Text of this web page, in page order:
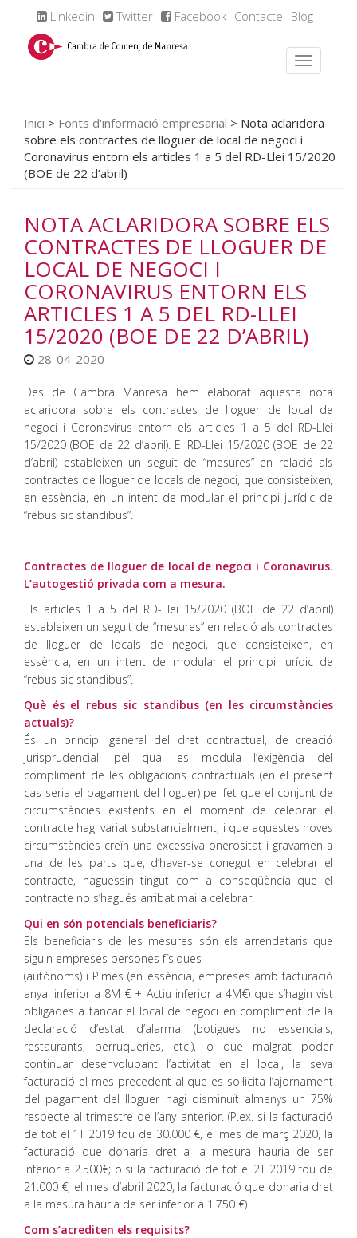
Linkedin Twitter Facebook Contacte Blog
Inici > Fonts d'informació empresarial > Nota aclaridora
sobre els contractes de lloguer de local de negoci i
Coronavirus entorn els articles 1 a 5 del RD-Llei 15/2020
(BOE de 22 d’abril)
NOTA ACLARIDORA SOBRE ELS
CONTRACTES DE LLOGUER DE
LOCAL DE NEGOCI I
CORONAVIRUS ENTORN ELS
ARTICLES 1 A 5 DEL RD-LLEI
15/2020 (BOE DE 22 D’ABRIL)
28-04-2020
Des de Cambra Manresa hem elaborat aquesta nota
aclaridora sobre els contractes de lloguer de local de
negoci i Coronavirus entorn els articles 1 a 5 del RD-Llei
15/2020 (BOE de 22 d’abril). El RD-Llei 15/2020 (BOE de 22
d’abril) estableixen un seguit de “mesures” en relació als
contractes de lloguer de locals de negoci, que consisteixen,
en essència, en un intent de modular el principi jurídic de
“rebus sic standibus”.
Contractes de lloguer de local de negoci i Coronavirus.
L’autogestió privada com a mesura.
Els articles 1 a 5 del RD-Llei 15/2020 (BOE de 22 d’abril)
estableixen un seguit de “mesures” en relació als contractes
de lloguer de locals de negoci, que consisteixen, en
essència, en un intent de modular el principi jurídic de
“rebus sic standibus”.
Què és el rebus sic standibus (en les circumstàncies
actuals)?
És un principi general del dret contractual, de creació
jurisprudencial, pel qual es modula l’exigència del
compliment de les obligacions contractuals (en el present
cas seria el pagament del lloguer) pel fet que el conjunt de
circumstàncies existents en el moment de celebrar el
contracte hagi variat substancialment, i que aquestes noves
circumstàncies creïn una excessiva onerositat i gravamen a
una de les parts que, d’haver-se conegut en celebrar el
contracte, haguessin tingut com a conseqüència que el
contracte no s’hagués arribat mai a celebrar.
Qui en són potencials beneficiaris?
Els beneficiaris de les mesures són els arrendataris que
siguin empreses persones físiques
(autònoms) i Pimes (en essència, empreses amb facturació
anyal inferior a 8M € + Actiu inferior a 4M€) que s’hagin vist
obligades a tancar el local de negoci en compliment de la
declaració d’estat d’alarma (botigues no essencials,
restaurants, perruqueries, etc.), o que malgrat poder
continuar desenvolupant l’activitat en el local, la seva
facturació el mes precedent al que es sol·licita l’ajornament
del pagament del lloguer hagi disminuït almenys un 75%
respecte al trimestre de l’any anterior. (P.ex. si la facturació
de tot el 1T 2019 fou de 30.000 €, el mes de març 2020, la
facturació que donaria dret a la mesura hauria de ser
inferior a 2.500€; o si la facturació de tot el 2T 2019 fou de
21.000 €, el mes d’abril 2020, la facturació que donaria dret
a la mesura hauria de ser inferior a 1.750 €)
Com s’acrediten els requisits?